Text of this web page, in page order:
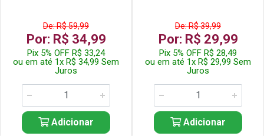
De: R$ 59,99
Por: R$ 34,99
Pix 5% OFF R$ 33,24
ou em até 1x R$ 34,99 Sem
Juros
Adicionar
De: R$ 39,99
Por: R$ 29,99
Pix 5% OFF R$ 28,49
ou em até 1x R$ 29,99 Sem
Juros
Adicionar